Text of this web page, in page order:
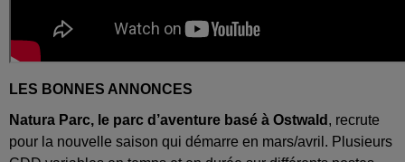
LES BONNES ANNONCES
Natura Parc, le parc d’aventure basé à Ostwald , recrute
pour la nouvelle saison qui démarre en mars/avril. Plusieurs